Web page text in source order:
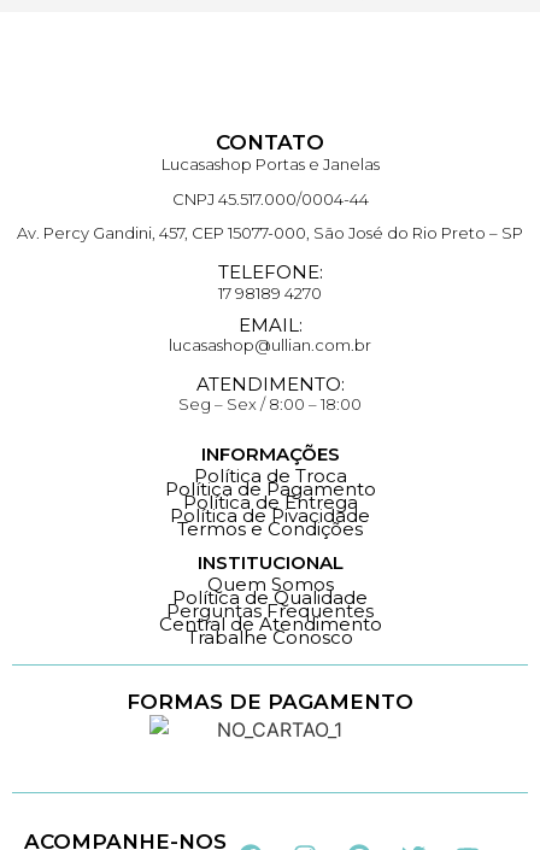
CONTATO
Lucasashop Portas e Janelas
CNPJ 45.517.000/0004-44
Av. Percy Gandini, 457, CEP 15077-000, São José do Rio Preto – SP
TELEFONE:
17 98189 4270
EMAIL:
lucasashop@ullian.com.br
ATENDIMENTO:
Seg – Sex / 8:00 – 18:00
INFORMAÇÕES
Política de Troca
Política de Pagamento
Política de Entrega
Política de Pivacidade
Termos e Condições
INSTITUCIONAL
Quem Somos
Política de Qualidade
Perguntas Frequentes
Central de Atendimento
Trabalhe Conosco
FORMAS DE PAGAMENTO
ACOMPANHE-NOS